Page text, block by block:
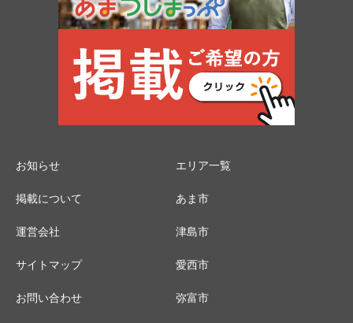
お知らせ
掲載について
運営会社
サイトマップ
お問い合わせ
エリア一覧
あま市
津島市
愛西市
弥富市